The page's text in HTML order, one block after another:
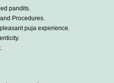
pandits.
Procedures.
puja experience.